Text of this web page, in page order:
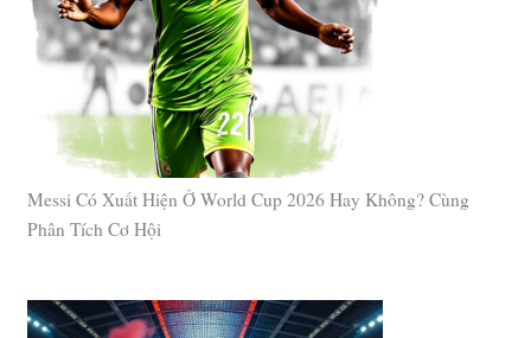
Messi Có Xuất Hiện Ở World Cup 2026 Hay Không? Cùng
Phân Tích Cơ Hội